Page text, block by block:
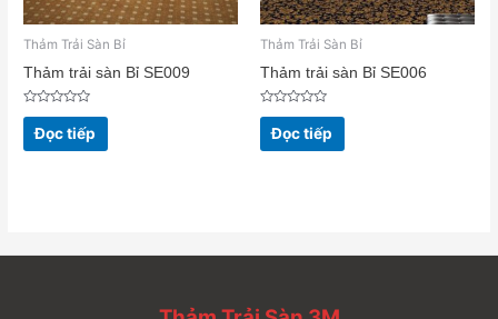
Thảm Trải Sàn Bỉ
Thảm trải sàn Bỉ SE009
Được
xếp
hạng
0
Đọc tiếp
Thảm Trải Sàn Bỉ
Thảm trải sàn Bỉ SE006
Được
xếp
hạng
0
Đọc tiếp